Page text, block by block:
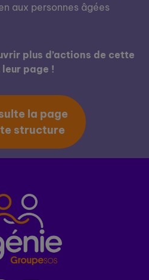
aux personnes âgées
plus d’actions de cette
page !
la page
structure